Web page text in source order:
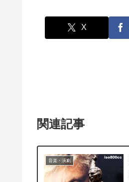
X
関連記事
音楽・演劇